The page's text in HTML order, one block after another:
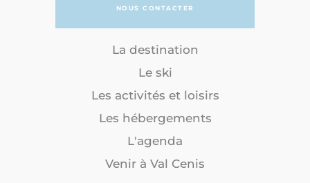
NOUS CONTACTER
La destination
Le ski
Les activités et loisirs
Les hébergements
L'agenda
Venir à Val Cenis